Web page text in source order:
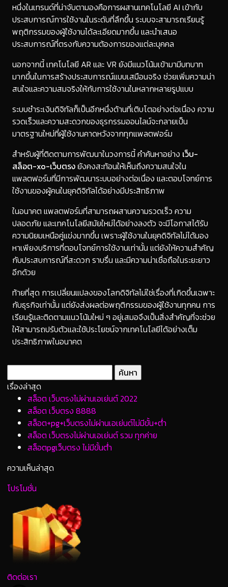
หนึ่งในเทรนด์ที่น่าจับตามองคือการผสานเทคโนโลยี AI เข้ากับ
ประสบการณ์การใช้งานในระดับที่ลึกขึ้น ระบบจะสามารถเรียนรู้
พฤติกรรมของผู้ใช้งานได้ละเอียดมากขึ้น และนำเสนอ
ประสบการณ์ที่ตรงกับความต้องการของแต่ละบุคคล
นอกจากนี้ เทคโนโลยี AR และ VR ยังมีแนวโน้มเข้ามามีบทบาท
มากขึ้นในการสร้างประสบการณ์แบบเสมือนจริง ช่วยเพิ่มความน่า
สนใจและความสมจริงให้กับการใช้งานในหลากหลายรูปแบบ
ระบบชำระเงินดิจิทัลก็เป็นอีกหนึ่งด้านที่เติบโตอย่างต่อเนื่อง ความ
รวดเร็วและความสะดวกของธุรกรรมออนไลน์จะกลายเป็น
มาตรฐานใหม่ที่ผู้ใช้งานคาดหวังจากทุกแพลตฟอร์ม
สำหรับผู้ที่ติดตามการพัฒนาในวงการนี้ คำค้นหาอย่าง เว็บ-
สล็อต-xo-เว็บตรงยังคงสะท้อนให้เห็นถึงความสนใจใน
แพลตฟอร์มที่มีการพัฒนาระบบอย่างต่อเนื่อง และตอบโจทย์การ
ใช้งานของผู้คนในยุคดิจิทัลได้อย่างมีประสิทธิภาพ
ในอนาคต แพลตฟอร์มที่สามารถผสานความรวดเร็ว ความ
ปลอดภัย และเทคโนโลยีสมัยใหม่ได้อย่างลงตัว จะมีโอกาสได้รับ
ความนิยมเหนือคู่แข่งมากขึ้น เพราะผู้ใช้งานในยุคดิจิทัลไม่ได้มอง
หาเพียงบริการที่ตอบโจทย์การใช้งานเท่านั้น แต่ยังให้ความสำคัญ
กับประสบการณ์ที่สะดวก ราบรื่น และมีความน่าเชื่อถือในระยะยาว
อีกด้วย
ท้ายที่สุด การเปลี่ยนแปลงของโลกดิจิทัลไม่ใช่เรื่องที่เกิดขึ้นเฉพาะ
กับธุรกิจเท่านั้น แต่ยังส่งผลต่อพฤติกรรมของผู้ใช้งานทุกคน การ
เรียนรู้และติดตามแนวโน้มใหม่ ๆ อยู่เสมอจึงเป็นสิ่งสำคัญที่จะช่วย
ให้สามารถปรับตัวและใช้ประโยชน์จากเทคโนโลยีได้อย่างเต็ม
ประสิทธิภาพในอนาคต
เรื่องล่าสุด
สล็อต เว็บตรงไม่ผ่านเอเย่นต์ 2022
สล็อต เว็บตรง 8888
สล็อต+pg+เว็บตรงไม่ผ่านเอเย่นต์ไม่มีขั้น+ต่ํา
สล็อต เว็บตรงไม่ผ่านเอเย่นต์ รวม ทุกค่าย
สล็อตpgเว็บตรง ไม่มีขั้นต่ํา
ความเห็นล่าสุด
โปรโมชั่น
ติดต่อเรา